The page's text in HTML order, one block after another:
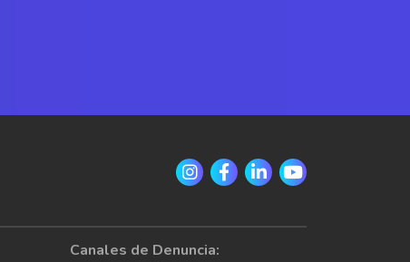
Canales de Denuncia: